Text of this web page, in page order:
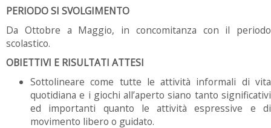
PERIODO SI SVOLGIMENTO
Da Ottobre a Maggio, in concomitanza con il periodo
scolastico.
OBIETTIVI E RISULTATI ATTESI
Sottolineare come tutte le attività informali di vita
quotidiana e i giochi all’aperto siano tanto significativi
ed importanti quanto le attività espressive e di
movimento libero o guidato.